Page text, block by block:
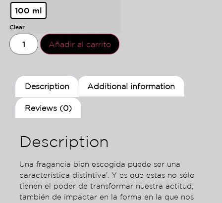
100 ml
Clear
Añadir al carrito
Description Additional information
Reviews (0)
Description
Una fragancia bien escogida puede ser una
característica distintiva’. Y es que estas no sólo
tienen el poder de transformar nuestra actitud,
también de impactar en la forma en la que nos